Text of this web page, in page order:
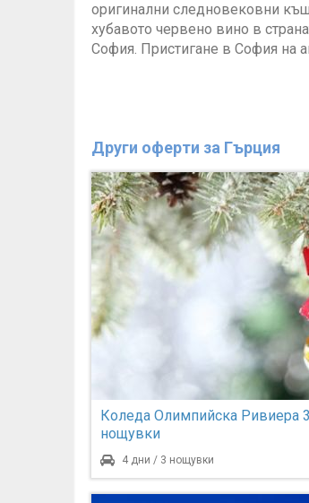
оригинални следновековни
хубавото червено вино в
София. Пристигане в София на
Други оферти за Гърция
Коледа Олимпийска Ривиера 3
нощувки
4 дни / 3 нощувки